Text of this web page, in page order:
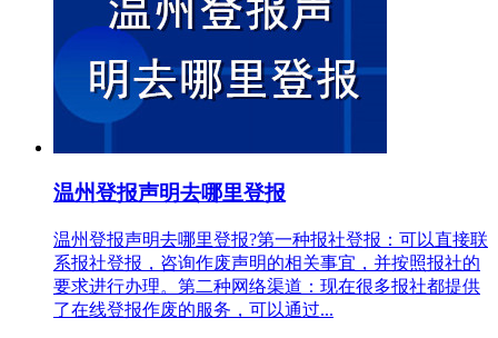
温州登报声明去哪里登报
温州登报声明去哪里登报?第一种报社登报：可以直接联
系报社登报，咨询作废声明的相关事宜，并按照报社的
要求进行办理。第二种网络渠道：现在很多报社都提供
了在线登报作废的服务，可以通过...